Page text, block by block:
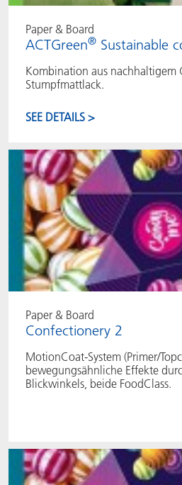
Paper & Board
ACTGreen® Sustainable
Kombination aus nachhaltigem
Stumpfmattlack.
SEE DETAILS >
Paper & Board
Confectionery 2
MotionCoat-System (Primer/
bewegungsähnliche Effekte
Blickwinkels, beide FoodClass.